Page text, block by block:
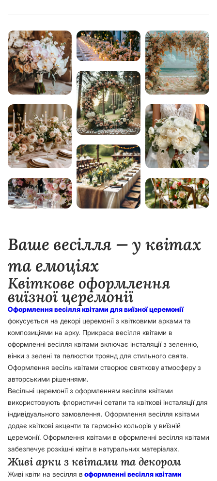
Ваше весілля — у квітах
та емоціях
Квіткове оформлення
виїзної церемонії
Оформлення весілля квітами для виїзної церемонії
фокусується на декорі церемонії з квітковими арками та
композиціями на арку. Прикраса весілля квітами в
оформленні весілля квітами включає інсталяції з зеленню,
вінки з зелені та пелюстки троянд для стильного свята.
Оформлення весіль квітами створює святкову атмосферу з
авторськими рішеннями.
Весільні церемонії з оформленням весілля квітами
використовують флористичні сетапи та квіткові інсталяції для
індивідуального замовлення. Оформлення весілля квітами
додає квіткові акценти та гармонію кольорів у виїзній
церемонії. Оформлення квітами в оформленні весілля квітами
забезпечує розкішні квіти в натуральних матеріалах.
Живі арки з квітами та декором
Живі квіти на весілля в оформленні весілля квітами